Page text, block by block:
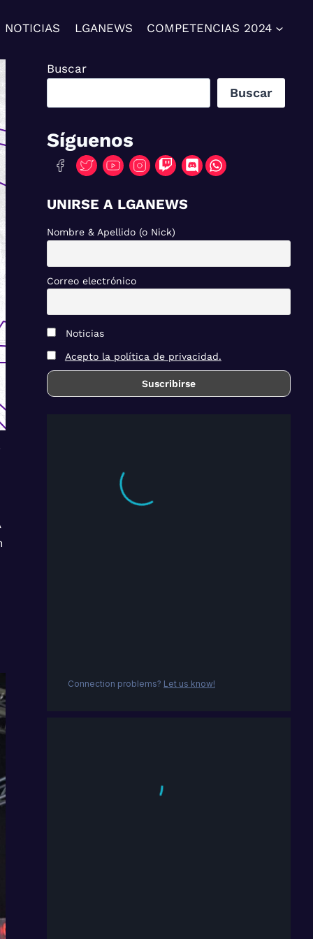
NOTICIAS LGANEWS COMPETENCIAS 2024
Buscar
Buscar
Síguenos
UNIRSE A LGANEWS
Nombre & Apellido (o Nick)
Correo electrónico
Noticias
Acepto la política de privacidad.